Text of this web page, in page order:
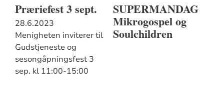
Præriefest 3 sept.
28.6.2023
Menigheten inviterer til
Gudstjeneste og
sesongåpningsfest 3
sep. kl 11:00-15:00
SUPERMANDAG
Mikrogospel og
Soulchildren